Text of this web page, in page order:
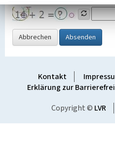
Abbrechen Absenden
Kontakt
Erklärung zur
Copyright © LVR